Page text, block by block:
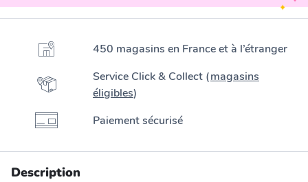
450 magasins en France et à l’étranger
Service Click & Collect (magasins
éligibles)
Paiement sécurisé
Description